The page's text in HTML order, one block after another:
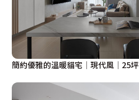
簡約優雅的溫暖貓宅│現代風│25坪